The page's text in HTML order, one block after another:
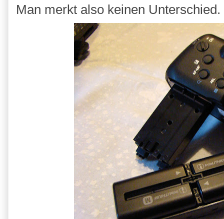
Man merkt also keinen Unterschied.